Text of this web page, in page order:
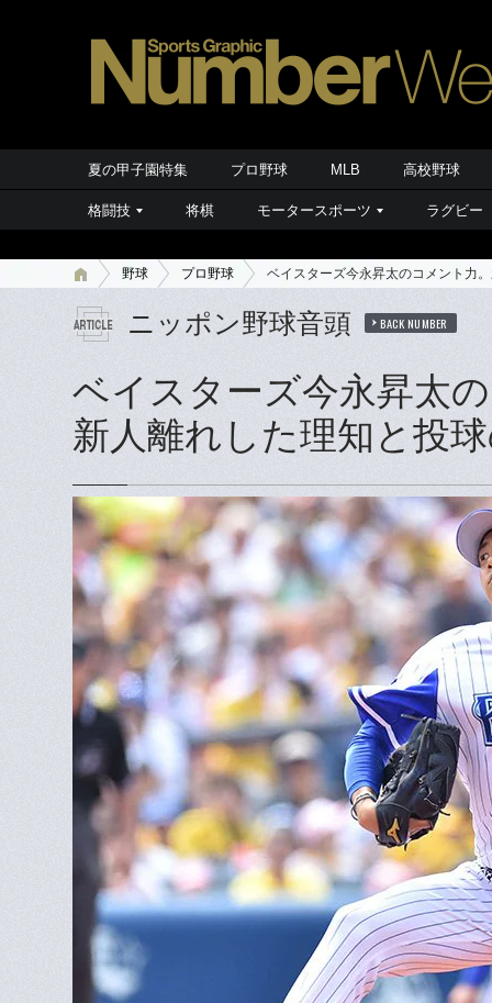
夏の甲子園特集 プロ野球 MLB 高校野球
格闘技 将棋 モータースポーツ ラグビー
野球 プロ野球 ベイスターズ今永昇太のコメント力
ニッポン野球音頭 BACK NUMBER
ベイスターズ今永昇太
新人離れした理知と投